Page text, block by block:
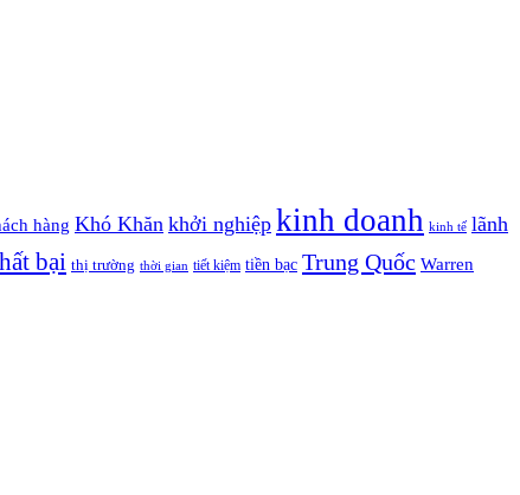
hàng Khó Khăn khởi nghiệp kinh doanh kinh tế lãnh
bại thị trường thời gian tiết kiệm tiền bạc Trung Quốc Warren